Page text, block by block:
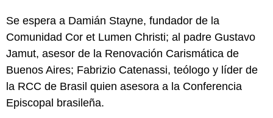
Se espera a Damián Stayne, fundador de la
Comunidad Cor et Lumen Christi; al padre Gustavo
Jamut, asesor de la Renovación Carismática de
Buenos Aires; Fabrizio Catenassi, teólogo y líder de
la RCC de Brasil quien asesora a la Conferencia
Episcopal brasileña.